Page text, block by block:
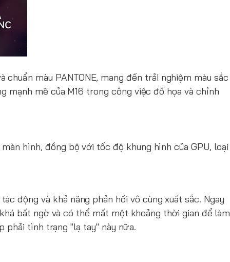
chuẩn màu PANTONE, mang đến trải nghiệm màu sắc
mạnh mẽ của M16 trong công việc đồ họa và chỉnh
hình, đồng bộ với tốc độ khung hình của GPU, loại
động và khả năng phản hồi vô cùng xuất sắc. Ngay
bất ngờ và có thể mất một khoảng thời gian để làm
phải tình trạng "lạ tay" này nữa.